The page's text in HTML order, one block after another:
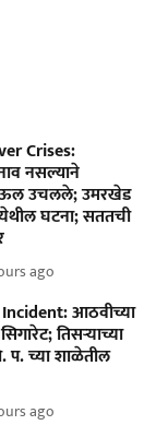
Crises:
नसल्याने
उचलले; उमरखेड
घटना; सततची
ago
आठवीच्या
तिसऱ्याच्या
प. च्या शाळेतील
ago